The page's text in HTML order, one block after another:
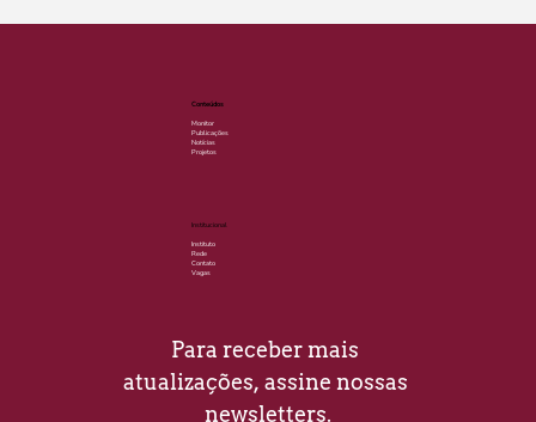
Conteúdos
Monitor
Publicações
Notícias
Projetos
Institucional
Instituto
Rede
Contato
Vagas
Para receber mais
atualizações, assine nossas
newsletters.